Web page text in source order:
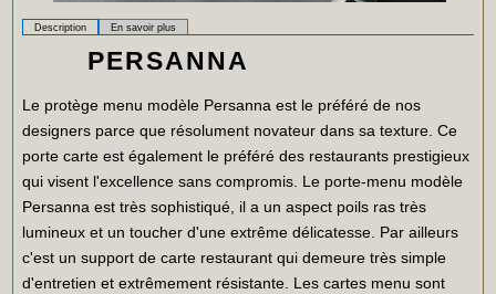
Description En savoir plus
PERSANNA
Le protège menu modèle Persanna est le préféré de nos
designers parce que résolument novateur dans sa texture. Ce
porte carte est également le préféré des restaurants prestigieux
qui visent l'excellence sans compromis. Le porte-menu modèle
Persanna est très sophistiqué, il a un aspect poils ras très
lumineux et un toucher d'une extrême délicatesse. Par ailleurs
c'est un support de carte restaurant qui demeure très simple
d'entretien et extrêmement résistante. Les cartes menu sont